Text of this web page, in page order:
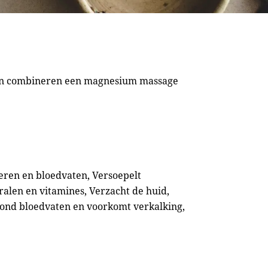
een magnesium massage
en bloedvaten, Versoepelt
en vitamines, Verzacht de huid,
bloedvaten en voorkomt verkalking,